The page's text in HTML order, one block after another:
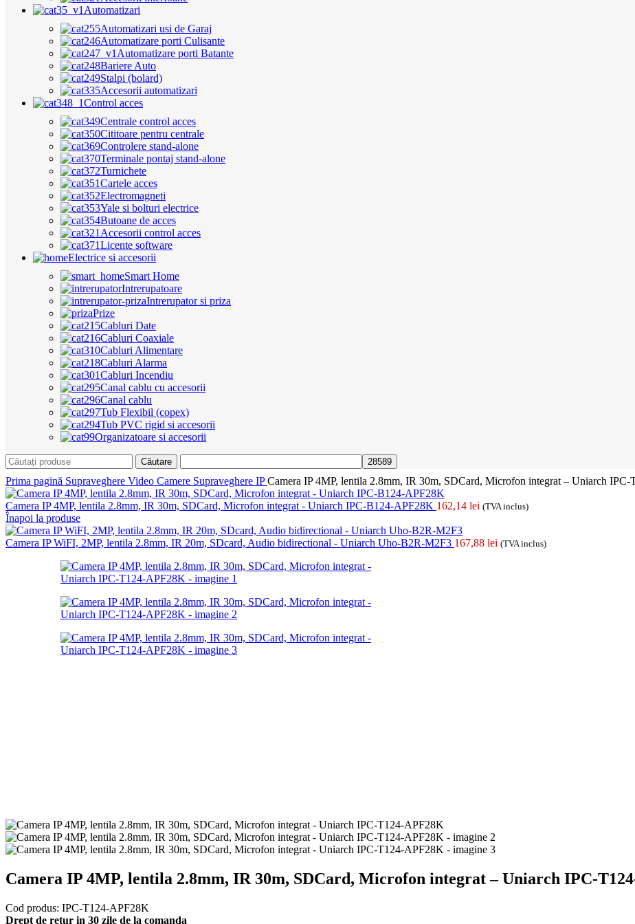
Automatizari
Automatizari usi de Garaj
Automatizare porti Culisante
Automatizare porti Batante
Bariere Auto
Stalpi (bolard)
Accesorii automatizari
Control acces
Centrale control acces
Cititoare pentru centrale
Controlere stand-alone
Terminale pontaj stand-alone
Turnichete
Cartele acces
Electromagneti
Yale si bolturi electrice
Butoane de acces
Accesorii control acces
Licente software
Electrice si accesorii
Smart Home
Intrerupatoare
Intrerupator si priza
Prize
Cabluri Date
Cabluri Coaxiale
Cabluri Alimentare
Cabluri Alarma
Cabluri Incendiu
Canal cablu cu accesorii
Canal cablu
Tub Flexibil (copex)
Tub PVC rigid si accesorii
Organizatoare si accesorii
Căutare
Prima pagină Supraveghere Video Camere Supraveghere IPCamera IP 4MP, lentila 2.8mm, IR 30m, SDCard, Microfon integrat – Uniarch
Camera IP 4MP, lentila 2.8mm, IR 30m, SDCard, Microfon integrat - Uniarch IPC-B124-APF28K 162,14 lei (TVA inclus)
Înapoi la produse
Camera IP WiFI, 2MP, lentila 2.8mm, IR 20m, SDcard, Audio bidirectional - Uniarch Uho-B2R-M2F3 167,88 lei (TVA inclus)
Camera IP 4MP, lentila 2.8mm, IR 30m, SDCard, Microfon integrat – Uniarch IPC-
Cod produs: IPC-T124-APF28K
Drept de retur in 30 zile de la comanda